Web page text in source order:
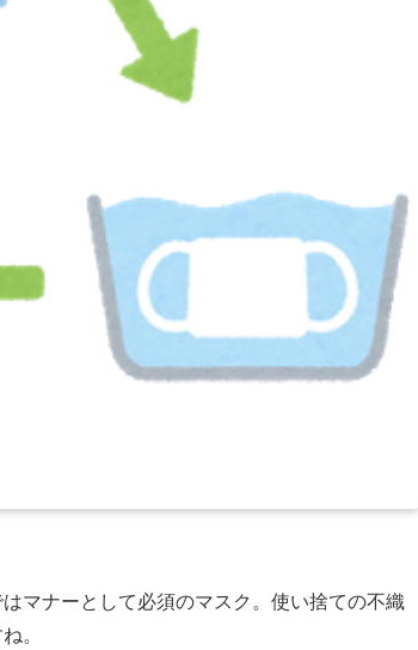
マナーとして必須のマスク。使い捨ての不織
。